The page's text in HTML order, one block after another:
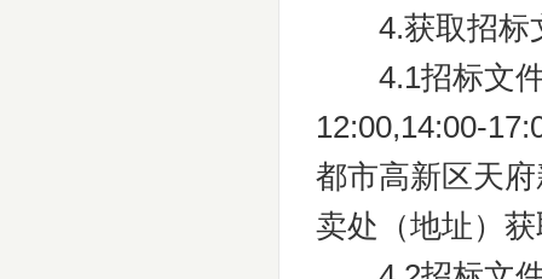
4.获取招标
4.1招标文件
12:00,14:00-
都市高新区天
卖处（地址）